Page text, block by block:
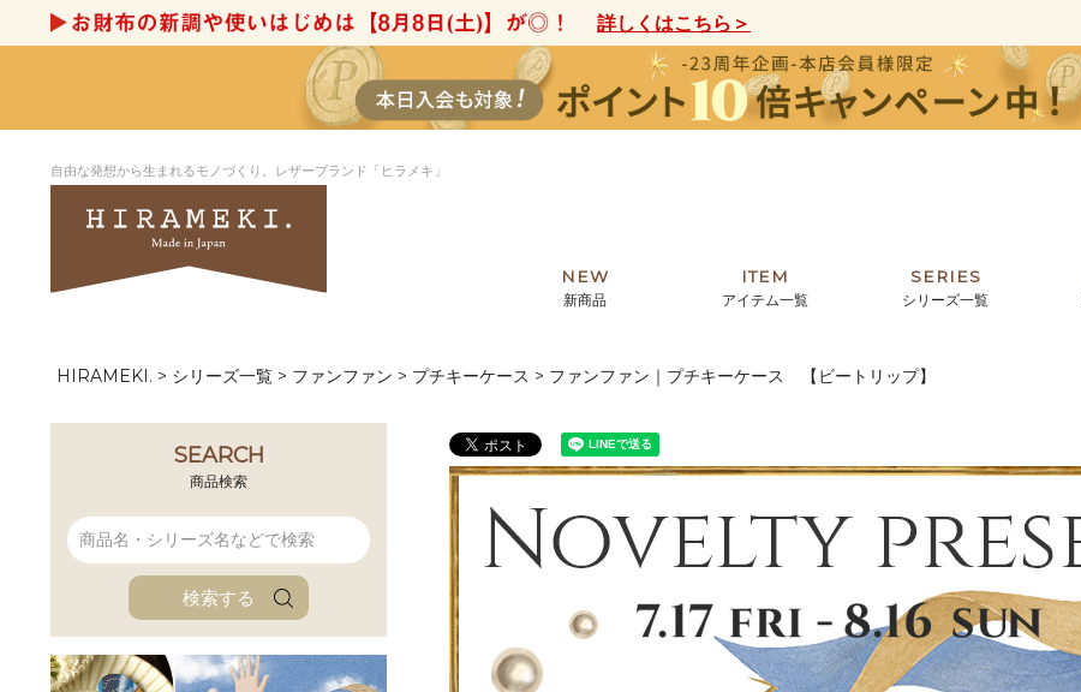
詳しくはこちら＞
自由な発想から生まれるモノづくり。レザーブランド「ヒラメキ」
NEW
新商品
ITEM
アイテム一覧
長財布
バッグ チャーム・キーホルダー アクセサリー
SERIES
シリーズ一覧
シーナリーオブザコメット
ブルーアート シャーク ルリユール
アーキライン パルム アニマルズ
イタリアンレザー ブライトン
ローダ アートレザーバッグ
ラフヴィンテージ キャンバス アートフラグメント
ハレノヒプロジェクト
アートから探す
For ladies
HIRAMEKI. シリーズ一覧 ファンファン プチキーケース ファンファン｜プチキーケース 【ビートリップ】
SEARCH
商品検索
検索する